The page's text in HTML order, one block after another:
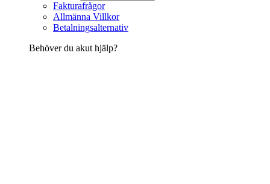
Fakturafrågor
Allmänna Villkor
Betalningsalternativ
Behöver du akut hjälp?